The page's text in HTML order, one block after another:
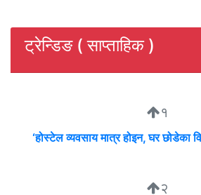
ट्रेन्डिङ ( साप्ताहिक )
१
‘होस्टेल व्यवसाय मात्र होइन, घर छोडेका
२